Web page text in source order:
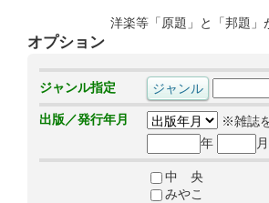
洋楽等「原題」と「邦題
オプション
ジャンル指定
出版／発行年月
※雑誌
年
中 央
みやこ